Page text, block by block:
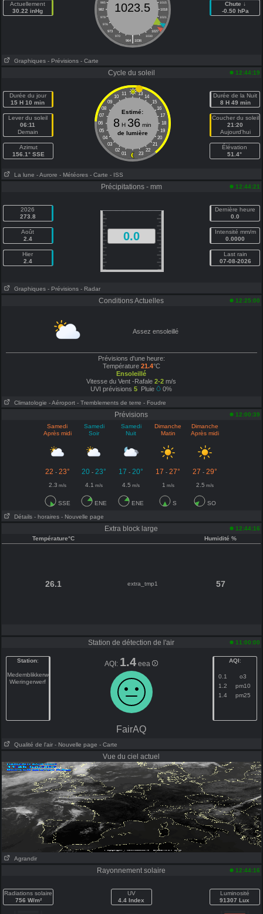
Actuellement
30.22 inHg
985
1015
982
1018
979
1021
976
1024
973
1027
970
1030
|
964 1036
1023.5
Chute ↓
-0.50 hPa
Graphiques - Prévisions - Carte
Cycle du soleil 12:44:19
Durée du jour
15 H 10 min
Lever du soleil
06:11
Demain
Azimut
156.1° SSE
11 13
10
14
09
15
08
16
07
17
06
18
05
19
04
20
03
21
02
22
01 23
Estimé:
8 H 36 min
de lumière
Durée de la Nuit
8 H 49 min
Coucher du soleil
21:20
Aujourd'hui
Élévation
51.4°
La lune - Aurore - Météores - Carte - ISS
Précipitations - mm 12:44:21
2026
273.8
Août
2.4
Hier
2.4
0.0
Dernière heure
0.0
Intensité mm/m
0.0000
Last rain
07-08-2026
Graphiques - Prévisions - Radar
Conditions Actuelles 12:25:00
Assez ensoleillé
Prévisions d'une heure:
Température 21.4°C
Ensoleillé
Vitesse du Vent -Rafale2-2 m/s
UVI prévisions5 Pluie 0%
Climatologie - Aéroport - Tremblements de terre - Foudre
Prévisions
12:00:39
Samedi
Après midi
Samedi
Soir
Samedi
Nuit
Dimanche
Matin
Dimanche
Après midi
22 - 23° 20 - 23° 17 - 20° 17 -27° 27 -29°
2.3 m/s 4.1 m/s 4.5 m/s 1 m/s 2.5 m/s
SSE ENE ENE S SO
Détails - horaires - Nouvelle page
Extra block large
12:44:16
Température°C
Humidité %
26.1 extra_tmp1 57
Station de détection de l'air 11:00:00
Station:
Medemblikkerweg
Wieringerwerf
AQI: 1.4 eea AQI:
0.1
o3
1.2
pm10
1.4
pm25
FairAQ
Qualité de l'air - Nouvelle page - Carte
Vue du ciel actuel
Agrandir
Rayonnement solaire 12:44:16
Radiations solaire
756 W/m²
UV
4.4 Index
Luminosité
91307 Lux